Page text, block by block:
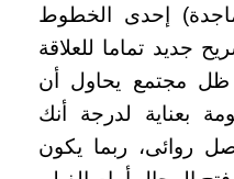
إحدى الخطوط
جديد تماما للعلاقة
ظل مجتمع يحاول أن
بعناية لدرجة أنك
روائى، ربما يكون